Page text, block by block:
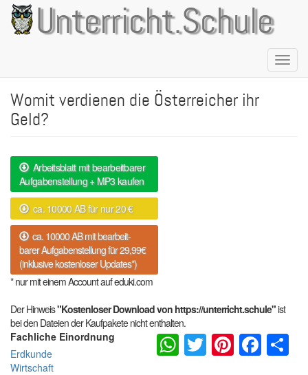
Direkt
zum
Inhalt
Unterricht.Schule
Womit verdienen die Österreicher ihr
Geld?
Arbeitsblatt mit bearbeitbarer
Aufgabenstellung + MP3 kaufen
ca. 10000 AB für nur 20 €
ca. 10000 AB mit bearbeit-
barer Aufgabenstellung für 29,99€
(inklusive kostenloser Updates*)
* nur mit einem Account auf eduki.com
Der Hinweis"Kostenloser Download von https://unterricht.schule"ist
bei den Dateien der Kaufpakete nicht enthalten.
Fachliche Einordnung
Erdkunde
Wirtschaft
WhatsApp
Twitter